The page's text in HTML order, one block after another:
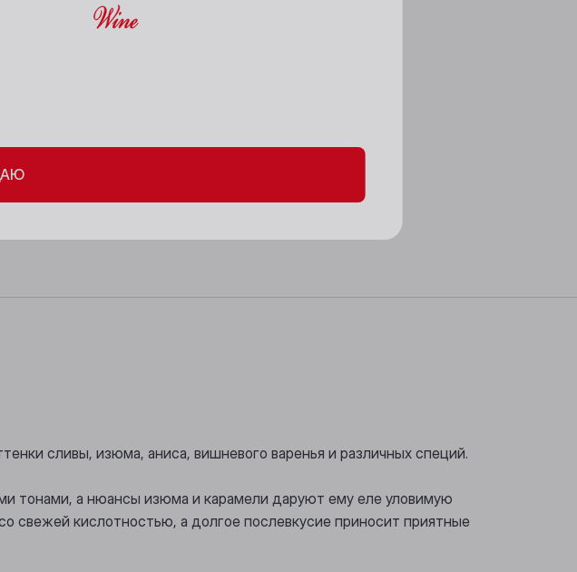
Жареное мясо, Выдержанные сыры, Дичь
сливы, изюма, аниса, вишневого варенья и различных специй.
тонами, а нюансы изюма и карамели даруют ему еле уловимую
свежей кислотностью, а долгое послевкусие приносит приятные